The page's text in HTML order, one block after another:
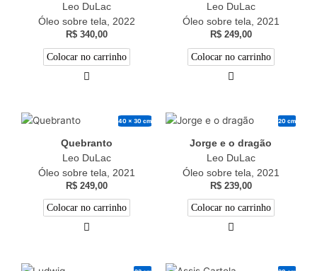
Leo DuLac
Óleo sobre tela, 2022
R$340,00
Colocar no carrinho
Leo DuLac
Óleo sobre tela, 2021
R$249,00
Colocar no carrinho
40 x 30 cm
Quebranto
Leo DuLac
Óleo sobre tela, 2021
R$249,00
Colocar no carrinho
20 cm
Jorge e o dragão
Leo DuLac
Óleo sobre tela, 2021
R$239,00
Colocar no carrinho